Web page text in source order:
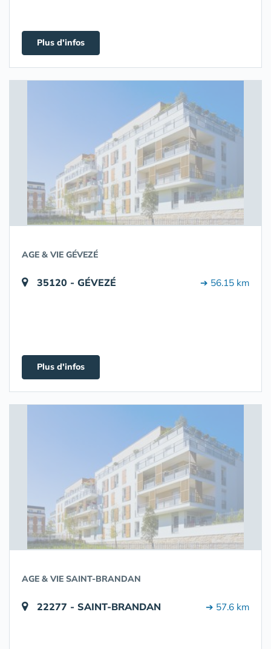
Plus d'infos
AGE & VIE GÉVEZÉ
35120 - GÉVEZÉ ➔ 56.15 km
Plus d'infos
AGE & VIE SAINT-BRANDAN
22277 - SAINT-BRANDAN ➔ 57.6 km